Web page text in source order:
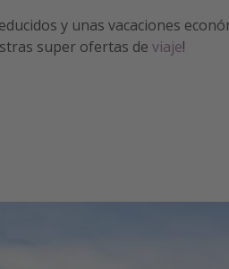
y unas vacaciones
super ofertas de viaje!